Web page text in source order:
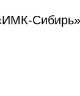
Сибирь»